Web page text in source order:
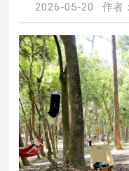
2026-05-20 作者